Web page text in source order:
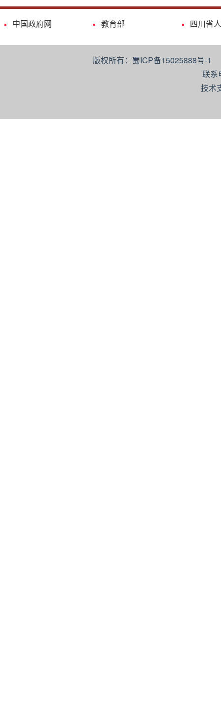
中国政府网 教育部 四川省
版权所有：蜀ICP备15025888号-
联系
技术